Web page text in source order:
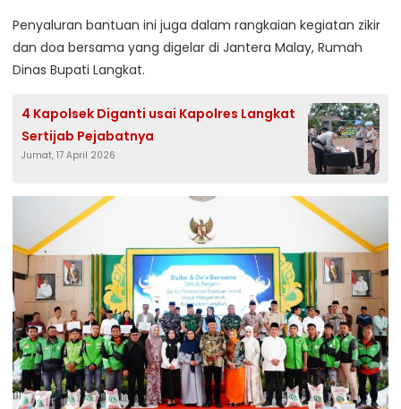
Penyaluran bantuan ini juga dalam rangkaian kegiatan zikir
dan doa bersama yang digelar di Jantera Malay, Rumah
Dinas Bupati Langkat.
4 Kapolsek Diganti usai Kapolres Langkat
Sertijab Pejabatnya
Jumat, 17 April 2026